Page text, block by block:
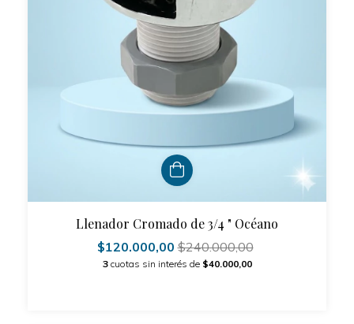
Llenador Cromado de 3/4 " Océano
$120.000,00$240.000,00
3 cuotas sin interés de $40.000,00